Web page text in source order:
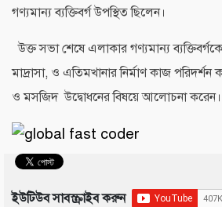
গণ্যমান্য ব্যক্তিবর্গ উপস্থিত ছিলেন।
উক্ত সভা শেষে এলাকার গণ্যমান্য
মাদ্রাসা, ও এতিমখানার নির্মাণ কাজ পরিদর্শন
ও মসজিদ উদ্বোধনের বিষয়ে আলোচনা করেন।
ইউটিউব সাবস্ক্রাইব করুন